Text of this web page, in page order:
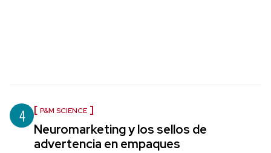
4 P&M SCIENCE
Neuromarketing y los sellos de
advertencia en empaques